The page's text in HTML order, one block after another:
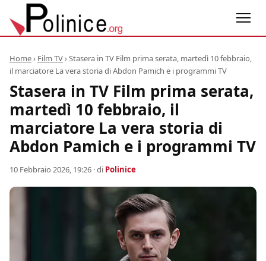
Home› Film TV›Stasera in TV Film prima serata, martedì 10 febbraio,
il marciatore La vera storia di Abdon Pamich e i programmi TV
Stasera in TV Film prima serata,
martedì 10 febbraio, il
marciatore La vera storia di
Abdon Pamich e i programmi TV
10 Febbraio 2026, 19:26 · di Polinice